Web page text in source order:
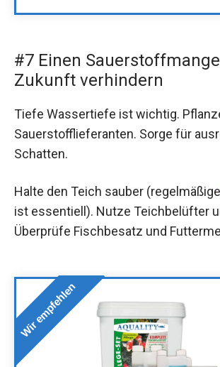
#7 Einen
Zukunft verhindern
Tiefe Wassertiefe ist wichtig.
Sauerstofflieferanten. Sorge für
Schatten.
Halte den Teich sauber (regelmäßige
ist essentiell). Nutze Teichbelüfter
Überprüfe Fischbesatz und
Wir empfehlen